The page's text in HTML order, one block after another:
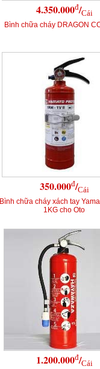
4.350.000đ/Cái
Bình chữa cháy DRAGON
350.000đ/Cái
Bình chữa cháy xách tay
1KG cho Oto
1.200.000đ/Cái